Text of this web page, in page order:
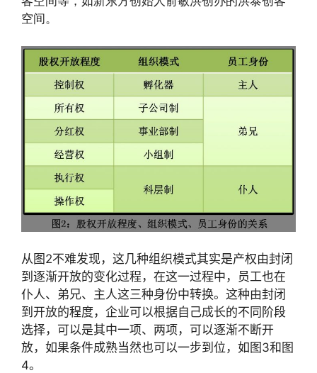
空间。
从图2不难发现，这几种组织模式其实是产权由封闭
到逐渐开放的变化过程，在这一过程中，员工也在
仆人、弟兄、主人这三种身份中转换。这种由封闭
到开放的程度，企业可以根据自己成长的不同阶段
选择，可以是其中一项、两项，可以逐渐不断开
放，如果条件成熟当然也可以一步到位，如图3和图
4。